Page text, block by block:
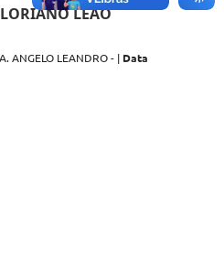
LEÃO
ANGELO LEANDRO - | Data